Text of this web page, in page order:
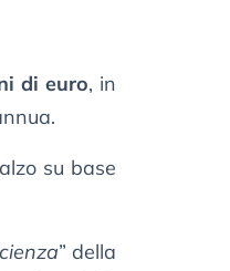
di euro, in
su base
” della